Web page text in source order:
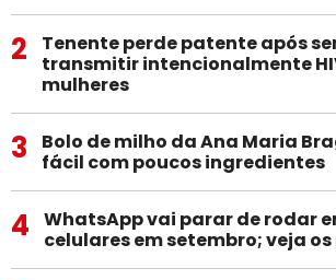
2
Tenente perde patente após
transmitir intencionalmente
mulheres
3
Bolo de milho da Ana Maria
fácil com poucos ingredientes
4
WhatsApp vai parar de rodar
celulares em setembro; veja